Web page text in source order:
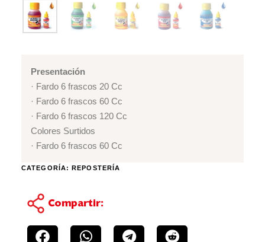
Presentación
· Fardo 6 frascos 20 Cc
· Fardo 6 frascos 60 Cc
· Fardo 6 frascos 120 Cc
Colores Surtidos
· Fardo 6 frascos 60 Cc
CATEGORÍA: REPOSTERÍA
Compartir: